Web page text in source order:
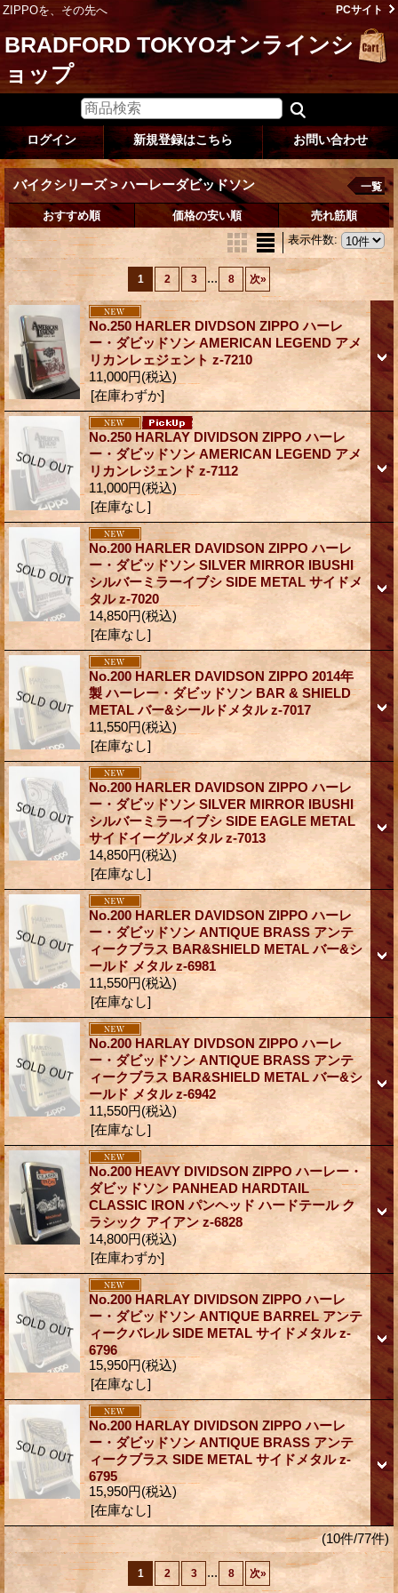
ZIPPOを、その先へ PCサイト
BRADFORD TOKYOオンラインシ
ョップ
ログイン 新規登録はこちら お問い合わせ
バイクシリーズ > ハーレーダビッドソン 一覧
おすすめ順 価格の安い順
売れ筋順
表示件数:
1 2 3 ... 8 次»
No.250 HARLER DIVDSON ZIPPO ハーレ
ー・ダビッドソン AMERICAN LEGEND アメ
リカンレェジェント z-7210
11,000円(税込)
[在庫わずか]
No.250 HARLAY DIVIDSON ZIPPO ハーレ
ー・ダビッドソン AMERICAN LEGEND アメ
リカンレジェンド z-7112
11,000円(税込)
[在庫なし]
No.200 HARLER DAVIDSON ZIPPO ハーレ
ー・ダビッドソン SILVER MIRROR IBUSHI
シルバーミラーイブシ SIDE METAL サイドメ
タル z-7020
14,850円(税込)
[在庫なし]
No.200 HARLER DAVIDSON ZIPPO 2014年
製 ハーレー・ダビッドソン BAR & SHIELD
METAL バー&シールドメタル z-7017
11,550円(税込)
[在庫なし]
No.200 HARLER DAVIDSON ZIPPO ハーレ
ー・ダビッドソン SILVER MIRROR IBUSHI
シルバーミラーイブシ SIDE EAGLE METAL
サイドイーグルメタル z-7013
14,850円(税込)
[在庫なし]
No.200 HARLER DAVIDSON ZIPPO ハーレ
ー・ダビッドソン ANTIQUE BRASS アンテ
ィークブラス BAR&SHIELD METAL バー&シ
ールド メタル z-6981
11,550円(税込)
[在庫なし]
No.200 HARLAY DIVDSON ZIPPO ハーレ
ー・ダビッドソン ANTIQUE BRASS アンテ
ィークブラス BAR&SHIELD METAL バー&シ
ールド メタル z-6942
11,550円(税込)
[在庫なし]
No.200 HEAVY DIVIDSON ZIPPO ハーレー・
ダビッドソン PANHEAD HARDTAIL
CLASSIC IRON パンヘッド ハードテール ク
ラシック アイアン z-6828
14,800円(税込)
[在庫わずか]
No.200 HARLAY DIVIDSON ZIPPO ハーレ
ー・ダビッドソン ANTIQUE BARREL アンテ
ィークバレル SIDE METAL サイドメタル z-
6796
15,950円(税込)
[在庫なし]
No.200 HARLAY DIVIDSON ZIPPO ハーレ
ー・ダビッドソン ANTIQUE BRASS アンテ
ィークブラス SIDE METAL サイドメタル z-
6795
15,950円(税込)
[在庫なし]
(10件/77件)
1 2 3 ... 8 次»